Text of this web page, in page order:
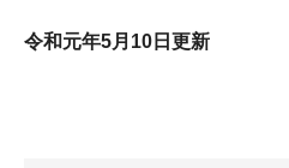
令和元年5月10日更新